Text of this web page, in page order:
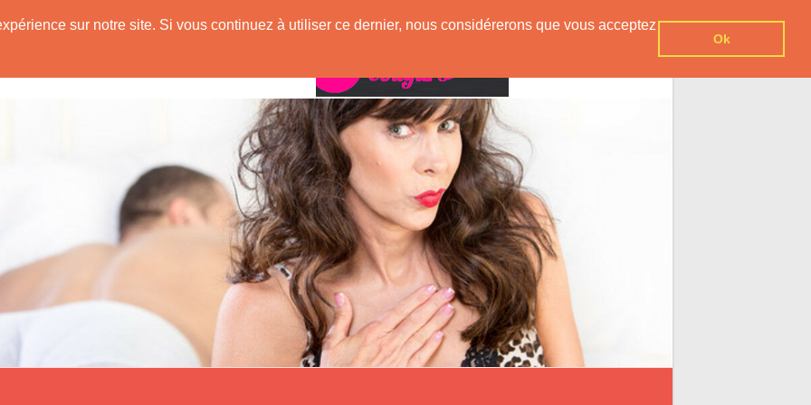
sur notre site. Si vous continuez à utiliser ce dernier, nous considérerons que vous acceptez
Ok
!